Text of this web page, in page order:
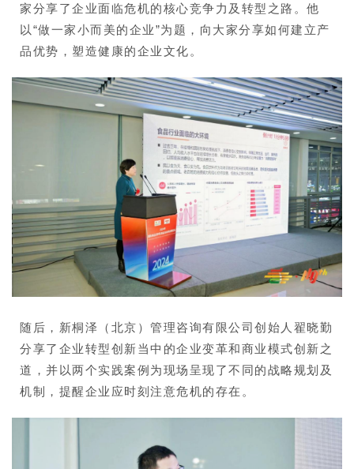
家分享了企业面临危机的核心竞争力及转型之路。他
以“做一家小而美的企业”为题，向大家分享如何建立产
品优势，塑造健康的企业文化。
随后，新桐泽（北京）管理咨询有限公司创始人翟晓勤
分享了企业转型创新当中的企业变革和商业模式创新之
道，并以两个实践案例为现场呈现了不同的战略规划及
机制，提醒企业应时刻注意危机的存在。